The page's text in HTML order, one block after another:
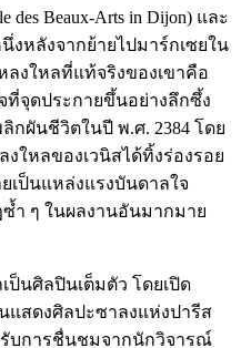
Beaux-Arts in Dijon) และ
งหลังจากย้ายไปมาร์กเซยใน
ลงใหลที่แท้จริงของเขาคือ
ที่จุดประกายขึ้นอย่างลึกซึ้ง
กผันชีวิตในปี พ.ศ. 2384 โดย
ใหลของเวนิสได้ทิ้งร่องรอย
เป็นแหล่งแรงบันดาลใจ
ำ ๆ ในผลงานอันมากมาย
ป็นศิลปินเต็มตัว โดยเปิด
แสดงศิลปะซาลงแห่งปารีส
รับการชื่นชมจากนักวิจารณ์